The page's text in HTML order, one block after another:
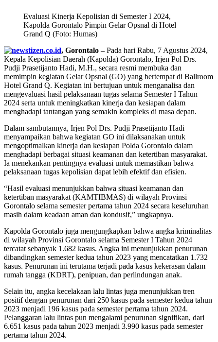
Evaluasi Kinerja Kepolisian di Semester I 2024,
Kapolda Gorontalo Pimpin Gelar Opsnal di Hotel
Grand Q (Foto: Humas)
, Gorontalo –Pada hari Rabu, 7 Agustus 2024,
Kepala Kepolisian Daerah (Kapolda) Gorontalo, Irjen Pol Drs.
Pudji Prasetijanto Hadi, M.H., secara resmi membuka dan
memimpin kegiatan Gelar Opsnal (GO) yang bertempat di Ballroom
Hotel Grand Q. Kegiatan ini bertujuan untuk menganalisa dan
mengevaluasi hasil pelaksanaan tugas selama Semester I Tahun
2024 serta untuk meningkatkan kinerja dan kesiapan dalam
menghadapi tantangan yang semakin kompleks di masa depan.
Dalam sambutannya, Irjen Pol Drs. Pudji Prasetijanto Hadi
menyampaikan bahwa kegiatan GO ini dilaksanakan untuk
mengoptimalkan kinerja dan kesiapan Polda Gorontalo dalam
menghadapi berbagai situasi keamanan dan ketertiban masyarakat.
Ia menekankan pentingnya evaluasi untuk memastikan bahwa
pelaksanaan tugas kepolisian dapat lebih efektif dan efisien.
“Hasil evaluasi menunjukkan bahwa situasi keamanan dan
ketertiban masyarakat (KAMTIBMAS) di wilayah Provinsi
Gorontalo selama semester pertama tahun 2024 secara keseluruhan
masih dalam keadaan aman dan kondusif,” ungkapnya.
Kapolda Gorontalo juga mengungkapkan bahwa angka kriminalitas
di wilayah Provinsi Gorontalo selama Semester I Tahun 2024
tercatat sebanyak 1.682 kasus. Angka ini menunjukkan penurunan
dibandingkan semester kedua tahun 2023 yang mencatatkan 1.732
kasus. Penurunan ini terutama terjadi pada kasus kekerasan dalam
rumah tangga (KDRT), penipuan, dan perlindungan anak.
Selain itu, angka kecelakaan lalu lintas juga menunjukkan tren
positif dengan penurunan dari 250 kasus pada semester kedua tahun
2023 menjadi 196 kasus pada semester pertama tahun 2024.
Pelanggaran lalu lintas pun mengalami penurunan signifikan, dari
6.651 kasus pada tahun 2023 menjadi 3.990 kasus pada semester
pertama tahun 2024.